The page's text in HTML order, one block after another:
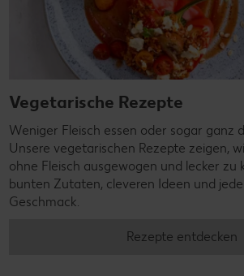
Vegetarische Rezepte
Weniger Fleisch essen oder sogar ganz
Unsere vegetarischen Rezepte zeigen,
ohne Fleisch ausgewogen und lecker zu
bunten Zutaten, cleveren Ideen und
Geschmack.
Rezepte entdecken